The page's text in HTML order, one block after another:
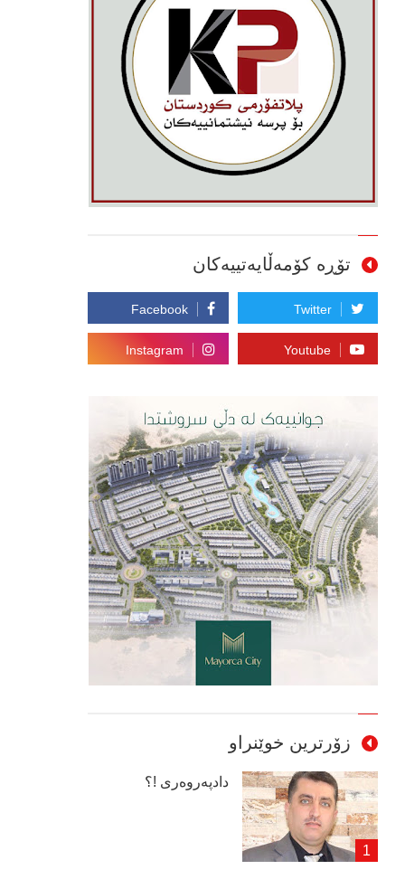
تۆڕە کۆمەڵایەتییەکان
زۆرترین خوێنراو
دادپەروەری !؟